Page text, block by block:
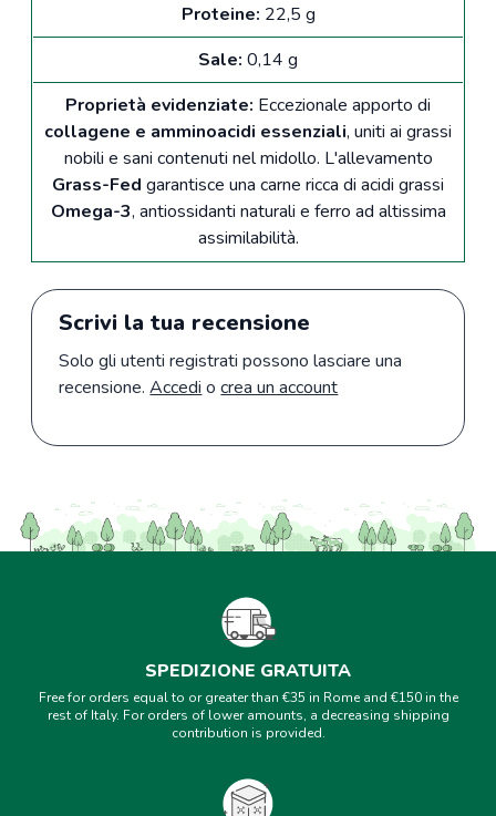
Proteine: 22,5 g
Sale: 0,14 g
Proprietà evidenziate: Eccezionale apporto di
collagene e amminoacidi essenziali, uniti ai grassi
nobili e sani contenuti nel midollo. L'allevamento
Grass-Fed garantisce una carne ricca di acidi grassi
Omega-3, antiossidanti naturali e ferro ad altissima
assimilabilità.
Scrivi la tua recensione
Solo gli utenti registrati possono lasciare una
recensione.Accedi ocrea un account
SPEDIZIONE GRATUITA
Free for orders equal to or greater than €35 in Rome and €150 in the
rest of Italy. For orders of lower amounts, a decreasing shipping
contribution is provided.